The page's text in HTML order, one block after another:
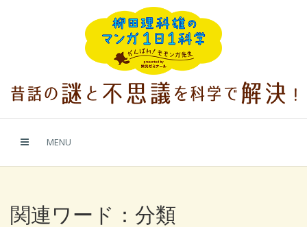
MENU
関連ワード：分類